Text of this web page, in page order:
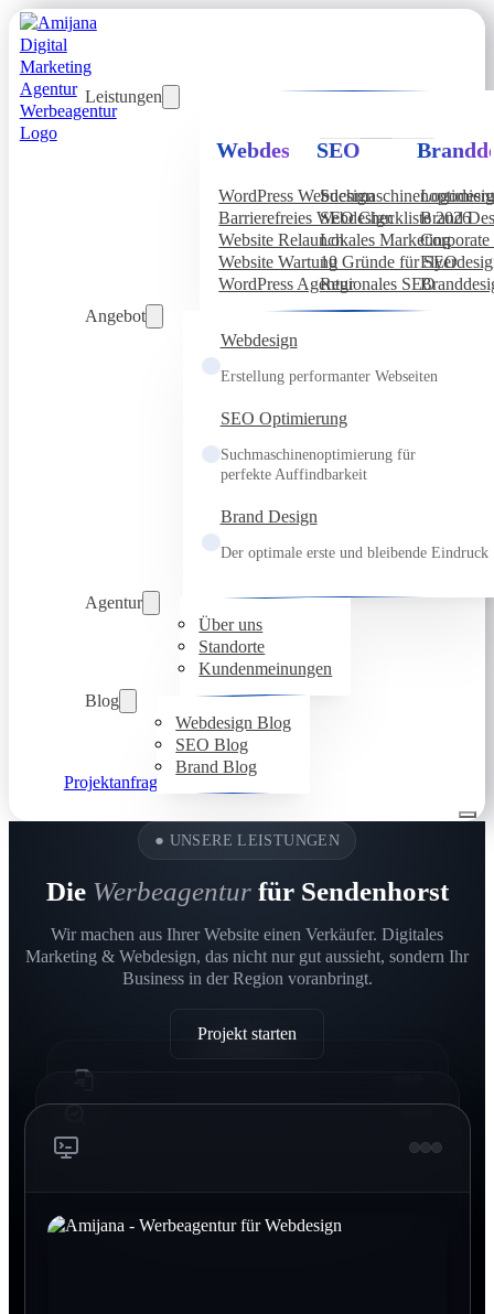
Leistungen
Webdesign
WordPress Webdesign
Barrierefreies Webdesign
Website Relaunch
Website Wartung
WordPress Agentur
SEO
SEO Checkliste 2026
Lokales Marketing
10 Gründe für SEO
Regionales SEO
Brand
Angebot
Webdesign
Erstellung performanter Webseiten
SEO Optimierung
Suchmaschinenoptimierung für
perfekte Auffindbarkeit
Brand Design
Der optimale erste und bleibende Eindruck
Agentur
Über uns
Standorte
Kundenmeinungen
Blog
Webdesign Blog
SEO Blog
Brand Blog
Projektanfrage
● UNSERE LEISTUNGEN
Die Werbeagenturfür Sendenhorst
Wir machen aus Ihrer Website einen Verkäufer. Digitales
Marketing & Webdesign, das nicht nur gut aussieht, sondern Ihr
Business in der Region voranbringt.
Projekt starten